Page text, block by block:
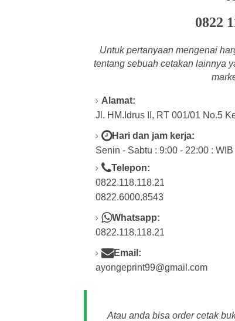
0822
Untuk pertanyaan mengenai
tentang sebuah cetakan lainnya
Alamat:
Jl. HM.Idrus II, RT 001/01 No.5
Hari dan jam kerja:
Senin - Sabtu : 9:00 - 22:00 : WIB
Telepon:
0822.118.118.21
0822.6000.8543
Whatsapp:
0822.118.118.21
Email:
ayongeprint99@gmail.com
Atau anda bisa order cetak